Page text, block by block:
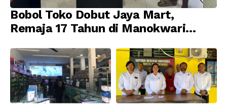
Bobol Toko Dobut Jaya Mart,
Remaja 17 Tahun di Manokwari
Jatanras Polda Papua Barat